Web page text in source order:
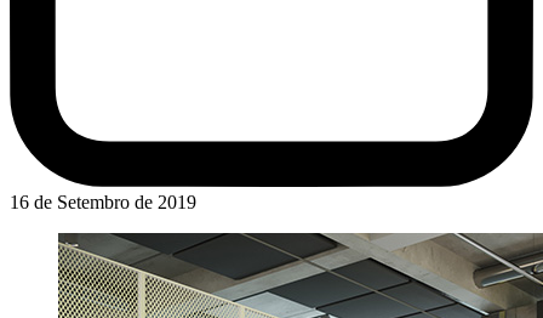
16 de Setembro de 2019